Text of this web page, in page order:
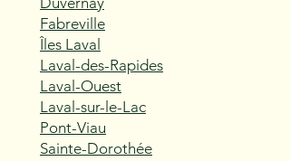
Fabreville
Îles Laval
Laval-des-Rapides
Laval-Ouest
Laval-sur-le-Lac
Pont-Viau
Sainte-Dorothée